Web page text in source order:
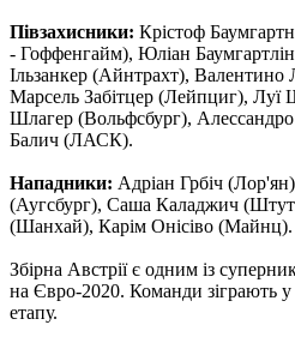
Півзахисники: Крістоф
- Гоффенгайм), Юліан
Ільзанкер (Айнтрахт), Валентино
Марсель Забітцер (Лейпциг),
Шлагер (Вольфсбург),
Балич (ЛАСК).
Нападники: Адріан Грбіч
(Аугсбург), Саша Каладжич
(Шанхай), Карім Онісіво (Майнц).
Збірна Австрії є одним із
на Євро-2020. Команди зіграють
етапу.